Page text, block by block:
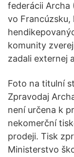
federácii Archa
vo
komunity
zadali externej
Foto na titulní
Zpravodaj
není určena k
nekomerční
prodeji. Tisk
Ministerstvo